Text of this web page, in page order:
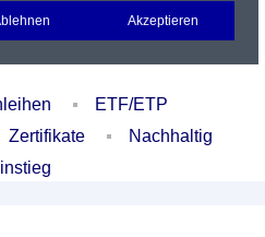
Portfolio Login
ETF/ETP
Zertifikate
Nachhaltig
Akzeptieren